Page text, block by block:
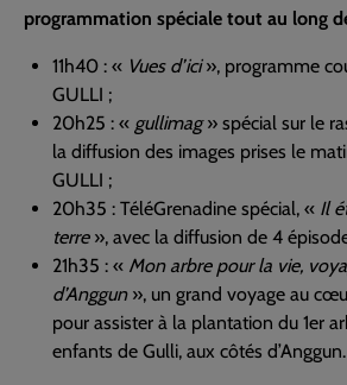
programmation spéciale tout au long
11h40 : « Vues d’ici», programme
GULLI ;
20h25 : « gullimag» spécial sur le
la diffusion des images prises le
GULLI ;
20h35 : TéléGrenadine spécial, « Il
terre», avec la diffusion de 4
21h35 : « Mon arbre pour la vie,
d’Anggun», un grand voyage au
pour assister à la plantation du 1er
enfants de Gulli, aux côtés d’Anggun.